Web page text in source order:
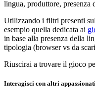
lingua, produttore, presenza
Utilizzando i filtri presenti
esempio quella dedicata ai
in base alla presenza della
tipologia (browser vs da
Riuscirai a trovare il gioco
Interagisci con altri